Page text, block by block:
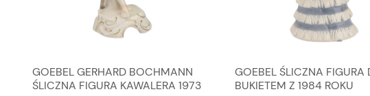
GOEBEL GERHARD BOCHMANN
ŚLICZNA FIGURA KAWALERA 1973
GOEBEL ŚLICZNA FIGURA
BUKIETEM Z 1984 ROKU